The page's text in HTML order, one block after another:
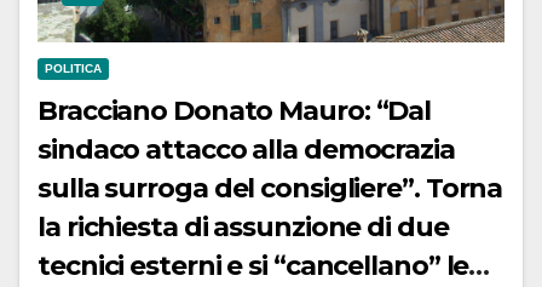
POLITICA
Bracciano Donato Mauro: “Dal
sindaco attacco alla democrazia
sulla surroga del consigliere”. Torna
la richiesta di assunzione di due
tecnici esterni e si “cancellano” le